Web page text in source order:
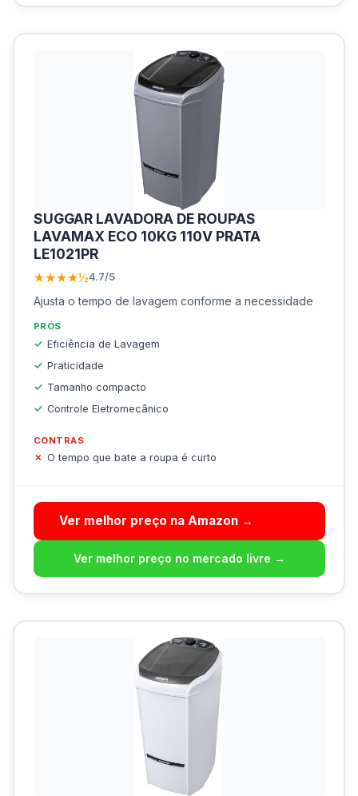
SUGGAR LAVADORA DE ROUPAS
LAVAMAX ECO 10KG 110V PRATA
LE1021PR
★★★★½4.7/5
Ajusta o tempo de lavagem conforme a necessidade
PRÓS
Eficiência de Lavagem
Praticidade
Tamanho compacto
Controle Eletromecânico
CONTRAS
O tempo que bate a roupa é curto
Ver melhor preço na Amazon →
Ver melhor preço no mercado livre →